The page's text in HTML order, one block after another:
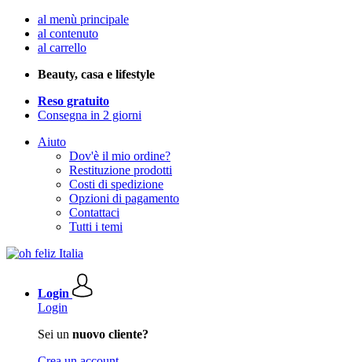
al menù principale
al contenuto
al carrello
Beauty, casa e lifestyle
Reso gratuito
Consegna in 2 giorni
Aiuto
Dov'è il mio ordine?
Restituzione prodotti
Costi di spedizione
Opzioni di pagamento
Contattaci
Tutti i temi
Login
Login
Sei un nuovo cliente?